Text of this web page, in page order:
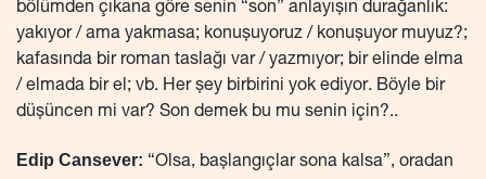
bölümden çıkana göre senin “son” anlayışın durağanlık:
yakıyor / ama yakmasa; konuşuyoruz / konuşuyor muyuz?;
kafasında bir roman taslağı var / yazmıyor; bir elinde elma
/ elmada bir el; vb. Her şey birbirini yok ediyor. Böyle bir
düşüncen mi var? Son demek bu mu senin için?..
Edip Cansever: “Olsa, başlangıçlar sona kalsa”, oradan